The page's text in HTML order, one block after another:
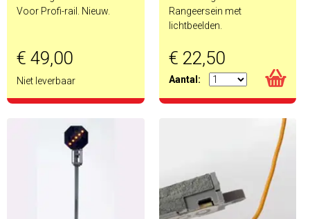
Voor Profi-rail. Nieuw.
€ 49,00
Niet leverbaar
Rangeersein met
lichtbeelden.
€ 22,50
Aantal: